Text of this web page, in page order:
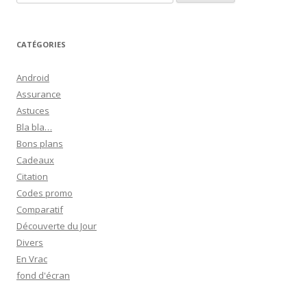
e
h
r
c
h
e
r
:
CATÉGORIES
Android
Assurance
Astuces
Bla bla…
Bons plans
Cadeaux
Citation
Codes promo
Comparatif
Découverte du Jour
Divers
En Vrac
fond d'écran